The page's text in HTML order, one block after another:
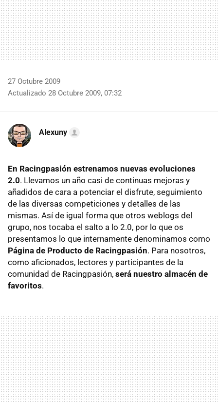
27 Octubre 2009
Actualizado 28 Octubre 2009, 07:32
Alexuny
En Racingpasión estrenamos nuevas evoluciones
2.0. Llevamos un año casi de continuas mejoras y
añadidos de cara a potenciar el disfrute, seguimiento
de las diversas competiciones y detalles de las
mismas. Así de igual forma que otros weblogs del
grupo, nos tocaba el salto a lo 2.0, por lo que os
presentamos lo que internamente denominamos como
Página de Producto de Racingpasión. Para nosotros,
como aficionados, lectores y participantes de la
comunidad de Racingpasión, será nuestro almacén de
favoritos.